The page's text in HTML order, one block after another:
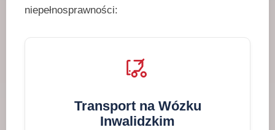
niepełnosprawności:
Transport na Wózku
Inwalidzkim